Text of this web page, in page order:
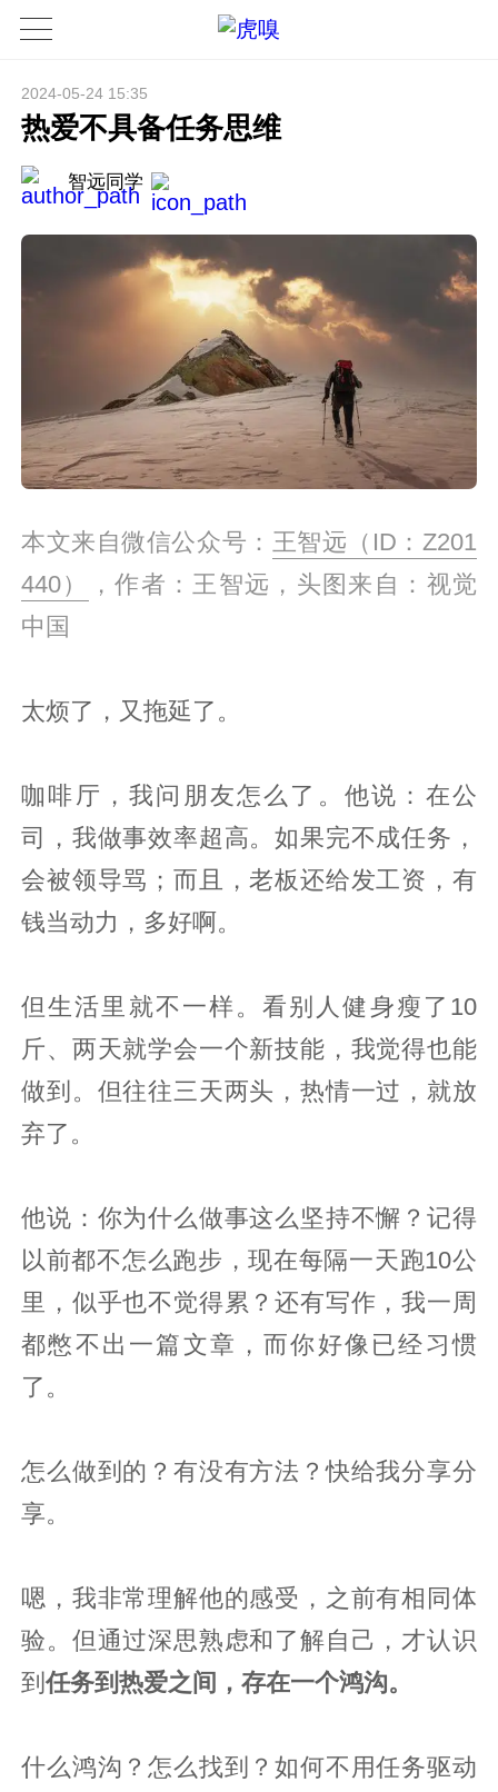
2024-05-24 15:35
热爱不具备任务思维
智远同学
本文来自微信公众号： 王智远（ID：Z201
440）
，作者：王智远，头图来自：视觉
中国
太烦了，又拖延了。
咖啡厅，我问朋友怎么了。他说：在公
司，我做事效率超高。如果完不成任务，
会被领导骂；而且，老板还给发工资，有
钱当动力，多好啊。
但生活里就不一样。看别人健身瘦了10
斤、两天就学会一个新技能，我觉得也能
做到。但往往三天两头，热情一过，就放
弃了。
他说：你为什么做事这么坚持不懈？记得
以前都不怎么跑步，现在每隔一天跑10公
里，似乎也不觉得累？还有写作，我一周
都憋不出一篇文章，而你好像已经习惯
了。
怎么做到的？有没有方法？快给我分享分
享。
嗯，我非常理解他的感受，之前有相同体
验。但通过深思熟虑和了解自己，才认识
到任务到热爱之间，存在一个鸿沟。
什么鸿沟？怎么找到？如何不用任务驱动